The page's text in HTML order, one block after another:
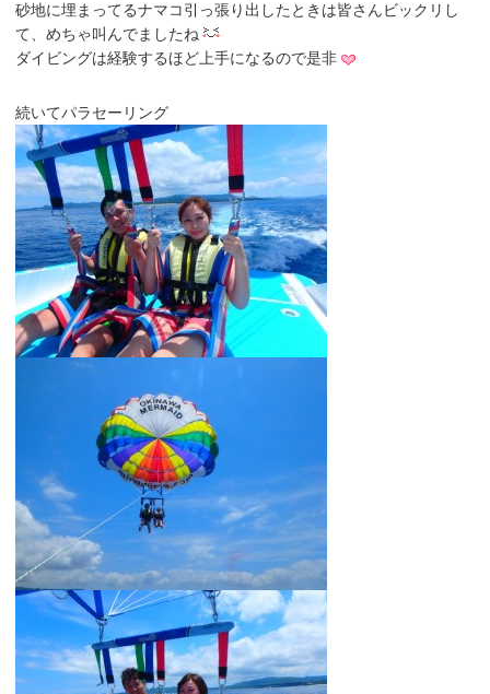
砂地に埋まってるナマコ引っ張り出したときは皆さんビックリし
て、めちゃ叫んでましたね
ダイビングは経験するほど上手になるので是非
続いてパラセーリング